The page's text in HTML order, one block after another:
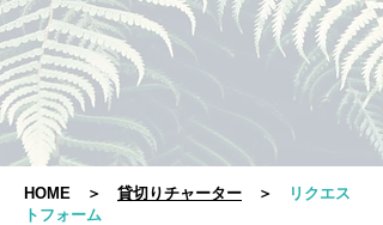
HOME ＞ 貸切りチャーター ＞
リクエス
トフォーム